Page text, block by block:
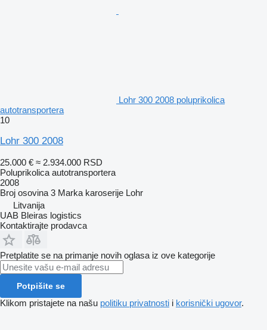
Lohr 300 2008 poluprikolica
autotransportera
10
Lohr 300 2008
25.000 € ≈ 2.934.000 RSD
Poluprikolica autotransportera
2008
Broj osovina 3 Marka karoserije Lohr
Litvanija
UAB Bleiras logistics
Kontaktirajte prodavca
Pretplatite se na primanje novih oglasa iz ove kategorije
Potpišite se
Klikom pristajete na našu politiku privatnosti i korisnički ugovor.